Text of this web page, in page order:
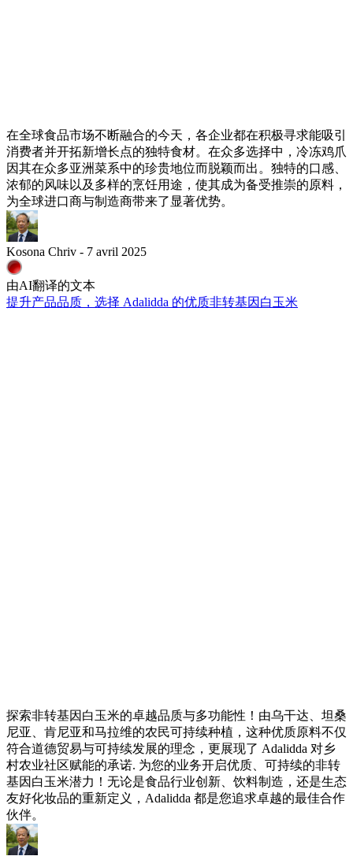
在全球食品市场不断融合的今天，各企业都在积极寻求能吸引
消费者并开拓新增长点的独特食材。在众多选择中，冷冻鸡爪
因其在众多亚洲菜系中的珍贵地位而脱颖而出。独特的口感、
浓郁的风味以及多样的烹饪用途，使其成为备受推崇的原料，
为全球进口商与制造商带来了显著优势。
Kosona Chriv - 7 avril 2025
由AI翻译的文本
提升产品品质，选择 Adalidda 的优质非转基因白玉米
探索非转基因白玉米的卓越品质与多功能性！由乌干达、坦桑
尼亚、肯尼亚和马拉维的农民可持续种植，这种优质原料不仅
符合道德贸易与可持续发展的理念，更展现了 Adalidda 对乡
村农业社区赋能的承诺. 为您的业务开启优质、可持续的非转
基因白玉米潜力！无论是食品行业创新、饮料制造，还是生态
友好化妆品的重新定义，Adalidda 都是您追求卓越的最佳合作
伙伴。